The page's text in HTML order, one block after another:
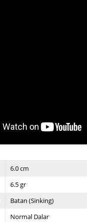
6.0 cm
6.5 gr
Batan (Sinking)
Normal Dalar